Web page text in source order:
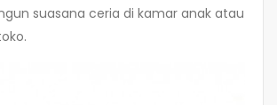
suasana ceria di kamar anak atau